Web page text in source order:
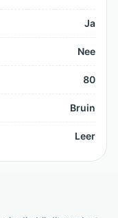
Ja
Nee
80
Bruin
Leer